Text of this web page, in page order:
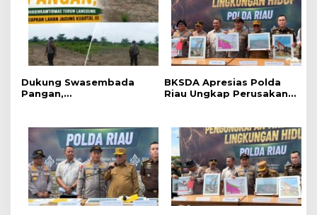
Sinaboi
Dukung Swasembada
Pangan,
Jagung Kuartal III
BKSDA Apresias Polda
Riau Ungkap Perusakan